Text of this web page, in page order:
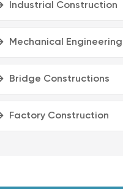
Industrial Construction
Mechanical Engineering
Bridge Constructions
Factory Construction